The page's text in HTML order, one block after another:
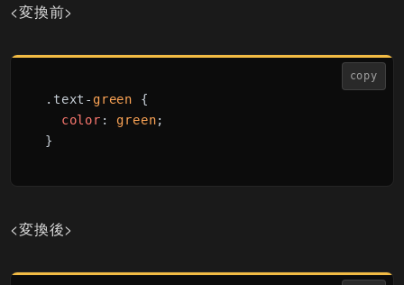
<変換前>
copy
. text - green {
color : green;
}
<変換後>